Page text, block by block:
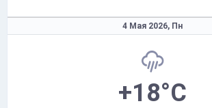
4 Мая 2026, Пн
+18°C